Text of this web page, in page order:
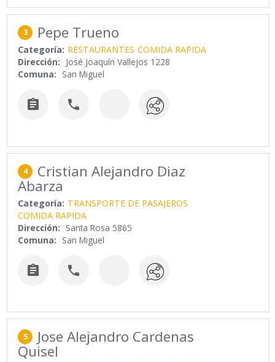
3 Pepe Trueno
Categoría: RESTAURANTES COMIDA RAPIDA
Dirección: José Joaquín Vallejos 1228
Comuna: San Miguel
 
4 Cristian Alejandro Diaz
Abarza
Categoría: TRANSPORTE DE PASAJEROS
COMIDA RAPIDA
Dirección: Santa Rosa 5865
Comuna: San Miguel
 
5 Jose Alejandro Cardenas
Quisel